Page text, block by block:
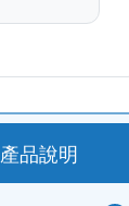
產品說明